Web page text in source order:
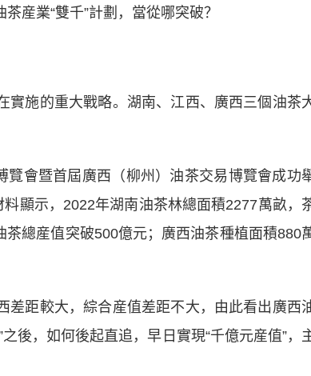
業“雙千”計劃，當從哪突破？
施的重大戰略。湖南、江西、廣西三個油茶
會暨首屆廣西（柳州）油茶交易博覽會成功
顯示，2022年湖南油茶林總面積2277萬畝，
總産值突破500億元；廣西油茶種植面積880
距較大，綜合産值差距不大，由此看出廣西
後，如何後起直追，早日實現“千億元産值”，